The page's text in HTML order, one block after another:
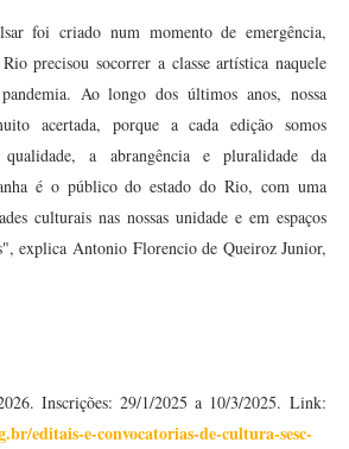
foi criado num momento de emergência,
precisou socorrer a classe artística naquele
Ao longo dos últimos anos, nossa
acertada, porque a cada edição somos
a abrangência e pluralidade da
é o público do estado do Rio, com uma
culturais nas nossas unidade e em espaços
explica Antonio Florencio de Queiroz Junior,
Inscrições: 29/1/2025 a 10/3/2025.Link:
editais-e-convocatorias-de-cultura-sesc-